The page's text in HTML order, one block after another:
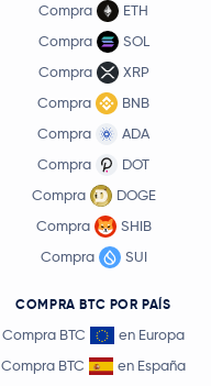
Compra
ETH
Compra
SOL
Compra
XRP
Compra
BNB
Compra
ADA
Compra
DOT
Compra
DOGE
Compra
SHIB
Compra
SUI
COMPRA BTC POR PAÍS
Compra BTC
en Europa
Compra BTC
en España